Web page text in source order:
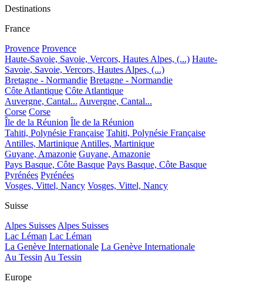
Destinations
France
Provence Provence
Haute-Savoie, Savoie, Vercors, Hautes Alpes, (...) Haute-
Savoie, Savoie, Vercors, Hautes Alpes, (...)
Bretagne - Normandie Bretagne - Normandie
Côte Atlantique Côte Atlantique
Auvergne, Cantal... Auvergne, Cantal...
Corse Corse
Île de la Réunion Île de la Réunion
Tahiti, Polynésie Française Tahiti, Polynésie Française
Antilles, Martinique Antilles, Martinique
Guyane, Amazonie Guyane, Amazonie
Pays Basque, Côte Basque Pays Basque, Côte Basque
Pyrénées Pyrénées
Vosges, Vittel, Nancy Vosges, Vittel, Nancy
Suisse
Alpes Suisses Alpes Suisses
Lac Léman Lac Léman
La Genève Internationale La Genève Internationale
Au Tessin Au Tessin
Europe